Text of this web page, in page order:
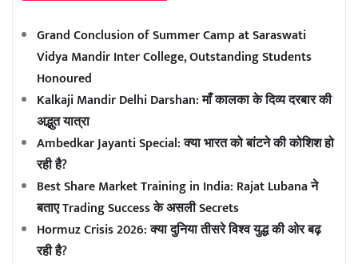
Grand Conclusion of Summer Camp at Saraswati
Vidya Mandir Inter College, Outstanding Students
Honoured
Kalkaji Mandir Delhi Darshan: माँ कालका के दिव्य दरबार की
अद्भुत यात्रा
Ambedkar Jayanti Special: क्या भारत को बांटने की कोशिश हो
रही है?
Best Share Market Training in India: Rajat Lubana ने
बताए Trading Success के असली Secrets
Hormuz Crisis 2026: क्या दुनिया तीसरे विश्व युद्ध की ओर बढ़
रही है?